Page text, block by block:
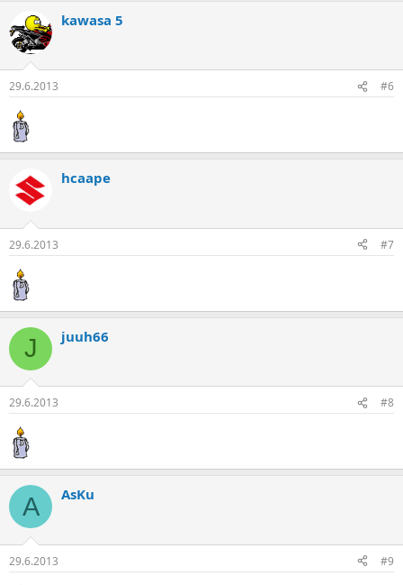
kawasa 5
29.6.2013 #6
hcaape
29.6.2013 #7
J juuh66
29.6.2013 #8
A AsKu
29.6.2013 #9